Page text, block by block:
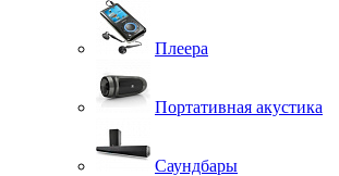
Плеера
Портативная акустика
Саундбары